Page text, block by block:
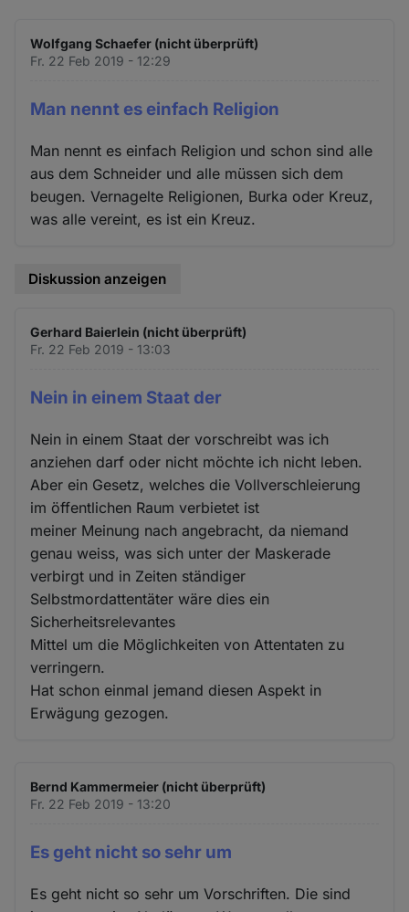
Wolfgang Schaefer (nicht überprüft)
Fr. 22 Feb 2019 - 12:29
Man nennt es einfach Religion
Man nennt es einfach Religion und schon sind alle
aus dem Schneider und alle müssen sich dem
beugen. Vernagelte Religionen, Burka oder Kreuz,
was alle vereint, es ist ein Kreuz.
Diskussion anzeigen
Gerhard Baierlein (nicht überprüft)
Fr. 22 Feb 2019 - 13:03
Nein in einem Staat der
Nein in einem Staat der vorschreibt was ich
anziehen darf oder nicht möchte ich nicht leben.
Aber ein Gesetz, welches die Vollverschleierung
im öffentlichen Raum verbietet ist
meiner Meinung nach angebracht, da niemand
genau weiss, was sich unter der Maskerade
verbirgt und in Zeiten ständiger
Selbstmordattentäter wäre dies ein
Sicherheitsrelevantes
Mittel um die Möglichkeiten von Attentaten zu
verringern.
Hat schon einmal jemand diesen Aspekt in
Erwägung gezogen.
Bernd Kammermeier (nicht überprüft)
Fr. 22 Feb 2019 - 13:20
Es geht nicht so sehr um
Es geht nicht so sehr um Vorschriften. Die sind